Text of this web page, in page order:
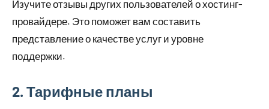
Изучите отзывы других пользователей о хостинг-
провайдере. Это поможет вам составить
представление о качестве услуг и уровне
поддержки.
2. Тарифные планы